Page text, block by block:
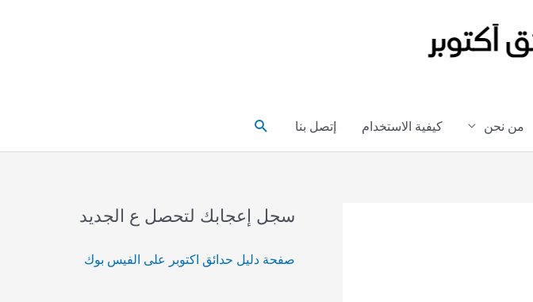
من نحن كيفية الاستخدام إتصل بنا البحث
سجل إعجابك لتحصل ع الجديد
صفحة دليل حدائق اكتوبر على الفيس بوك